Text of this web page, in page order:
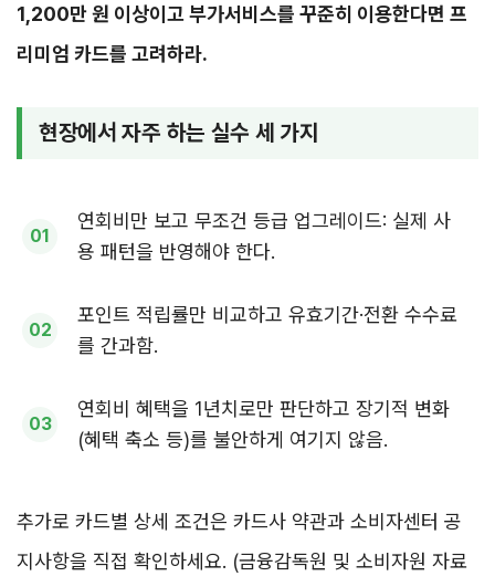
1,200만 원 이상이고 부가서비스를 꾸준히 이용한다면 프
리미엄 카드를 고려하라.
현장에서 자주 하는 실수 세 가지
연회비만 보고 무조건 등급 업그레이드: 실제 사
용 패턴을 반영해야 한다.
포인트 적립률만 비교하고 유효기간·전환 수수료
를 간과함.
연회비 혜택을 1년치로만 판단하고 장기적 변화
(혜택 축소 등)를 불안하게 여기지 않음.
추가로 카드별 상세 조건은 카드사 약관과 소비자센터 공
지사항을 직접 확인하세요. (금융감독원 및 소비자원 자료